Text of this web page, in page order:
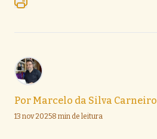
Por Marcelo da Silva Carneiro
13 nov 20258 min de leitura